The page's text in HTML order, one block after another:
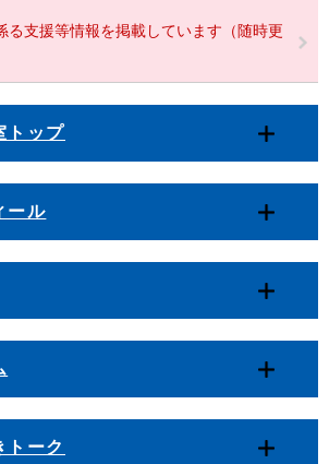
る支援等情報を掲載しています（随時更
トップ
ール
トーク